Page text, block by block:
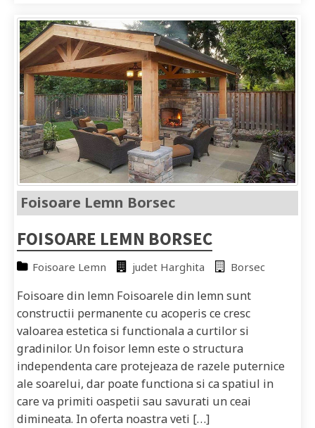
Foisoare Lemn Borsec
FOISOARE LEMN BORSEC
Foisoare Lemn judet Harghita Borsec
Foisoare din lemn Foisoarele din lemn sunt
constructii permanente cu acoperis ce cresc
valoarea estetica si functionala a curtilor si
gradinilor. Un foisor lemn este o structura
independenta care protejeaza de razele puternice
ale soarelui, dar poate functiona si ca spatiul in
care va primiti oaspetii sau savurati un ceai
dimineata. In oferta noastra veti […]